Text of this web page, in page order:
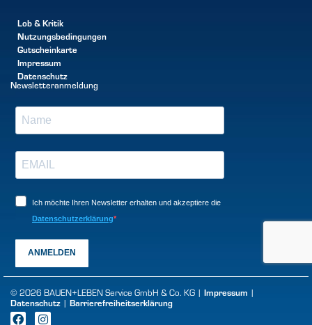
Lob & Kritik
Nutzungsbedingungen
Gutscheinkarte
Impressum
Datenschutz
Newsletteranmeldung
Ich möchte Ihren Newsletter erhalten und akzeptiere die
Datenschutzerklärung
ANMELDEN
© 2026 BAUEN+LEBEN Service GmbH & Co. KG | Impressum |
Datenschutz | Barrierefreiheitserklärung